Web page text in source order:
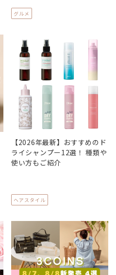
グルメ
【2026年最新】おすすめのド
ライシャンプー12選！ 種類や
使い方もご紹介
ヘアスタイル